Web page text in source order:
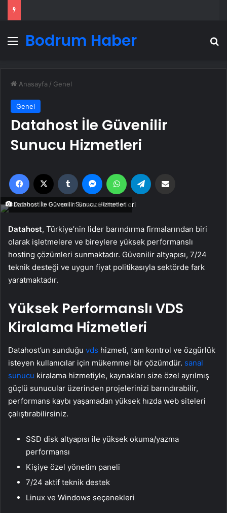
Menü
Bodrum Haber
Anasayfa / Genel
Genel
Datahost İle Güvenilir
Sunucu Hizmetleri
Facebook Tumblr MessengerWhatsApp
Datahost İle Güvenilir Sunucu Hizmetleri
Datahost, Türkiye’nin lider barındırma firmalarından biri
olarak işletmelere ve bireylere yüksek performanslı
hosting çözümleri sunmaktadır. Güvenilir altyapısı, 7/24
teknik desteği ve uygun fiyat politikasıyla sektörde fark
yaratmaktadır.
Yüksek Performanslı VDS
Kiralama Hizmetleri
Datahost’un sunduğu vds hizmeti, tam kontrol ve özgürlük
isteyen kullanıcılar için mükemmel bir çözümdür. sanal
sunucu kiralama hizmetiyle, kaynakları size özel ayrılmış
güçlü sunucular üzerinden projelerinizi barındırabilir,
performans kaybı yaşamadan yüksek hızda web siteleri
çalıştırabilirsiniz.
SSD disk altyapısı ile yüksek okuma/yazma
performansı
Kişiye özel yönetim paneli
7/24 aktif teknik destek
Linux ve Windows seçenekleri